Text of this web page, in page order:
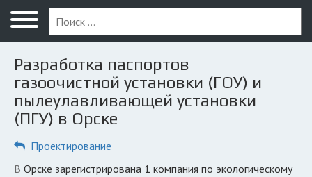
Меню
Главная
Вопрос юристу
Орск
ПОЛЬЗОВАТЕЛЯМ
Компании
Разработка паспортов
газоочистной установки (ГОУ) и
пылеулавливающей установки
(ПГУ) в Орске
Проектирование
в Орске зарегистрирована 1 компания по экологическому